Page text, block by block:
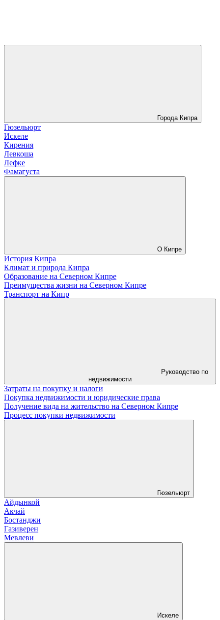
Города Кипра
Гюзельюрт
Искеле
Кирения
Левкоша
Лефке
Фамагуста
О Кипре
История Кипра
Климат и природа Кипра
Образование на Северном Кипре
Преимущества жизни на Северном Кипре
Транспорт на Кипр
Руководство по
недвижимости
Затраты на покупку и налоги
Покупка недвижимости и юридические права
Получение вида на жительство на Северном Кипре
Процесс покупки недвижимости
Гюзельюрт
Айдынкой
Акчай
Бостанджи
Газиверен
Мевлеви
Искеле